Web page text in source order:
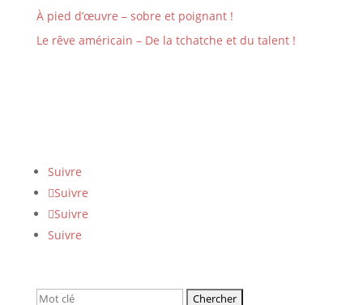
À pied d’œuvre – sobre et poignant !
Le rêve américain – De la tchatche et du talent !
Suivre
Suivre
Suivre
Suivre
Rechercher: